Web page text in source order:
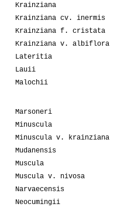
Krainziana
Krainziana cv. inermis
Krainziana f. cristata
Krainziana v. albiflora
Lateritia
Lauii
Malochii
Marsoneri
Minuscula
Minuscula v. krainziana
Mudanensis
Muscula
Muscula v. nivosa
Narvaecensis
Neocumingii